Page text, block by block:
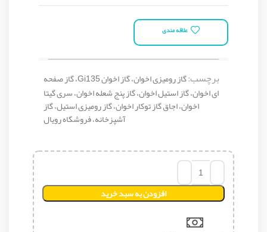
علاقه مندی
برچسب:
گاز رومیزی اخوان، گاز اخوان Gi135، گاز صفحه
ای اخوان، گاز استیل اخوان، گاز پنج شعله اخوان، سری گیتا
اخوان، اجاق گاز توکار اخوان، گاز رومیزی استیل، گاز
آشپزخانه، فروشگاه رویال
افزودن به سبد خرید